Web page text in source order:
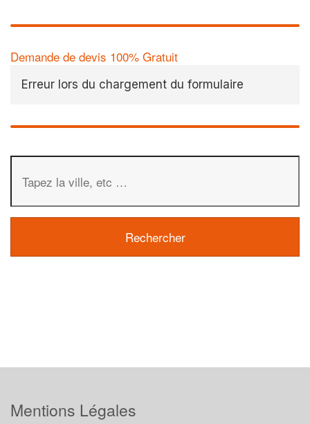
Demande de devis 100% Gratuit
Erreur lors du chargement du formulaire
Mentions Légales